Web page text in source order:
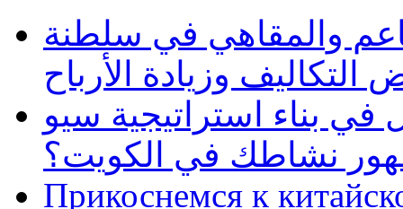
والمقاهي في سلطنة
وزيادة الأرباح
بناء استراتيجية سيو
نشاطك في الكويت؟
Прикоснемся к